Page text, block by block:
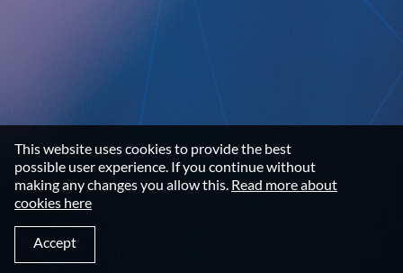
LinkedIn
©2026 IMPLANTICA
This website uses cookies to provide the best
possible user experience. If you continue without
making any changes you allow this. Read more about
cookies here
Accept